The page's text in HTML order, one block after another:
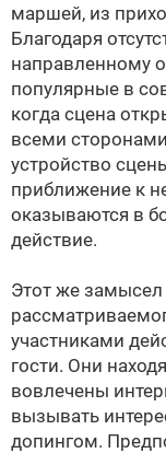
маршей, из
Благодаря
направленному
популярные в
когда сцена
всеми
устройство
приближение к
оказываются в
действие.
Этот же
участниками
гости. Они
вовлечены
вызывать
допингом.